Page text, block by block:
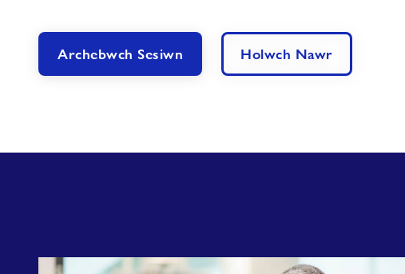
Archebwch Sesiwn Holwch Nawr